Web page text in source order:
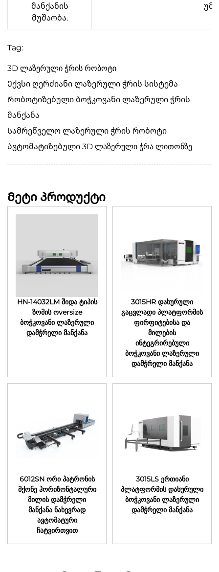
მანქანის
მუშაობა.
Tag:
3D ლაზერული ჭრის რობოტი
Ექვსი ღერძიანი ლაზერული ჭრის სისტემა
Რობოტიზებული ბოჭკოვანი ლაზერული ჭრის
მანქანა
Სამრეწველო ლაზერული ჭრის რობოტი
Ავტომატიზებული 3D ლაზერული ჭრა ლითონზე
Მეტი პროდუქტი
HN-14032LM შიდა ტიპის
ზომის ოversize
ბოჭკოვანი ლაზერული
დამჭრელი მანქანა
3015HR დახურული
გაცვლადი პლატფორმის
ფირფიტებისა და
მილების
ინტეგრირებული
ბოჭკოვანი ლაზერული
დამჭრელი მანქანა
6012SN ორი პატრონის
მქონე ჰორიზონტალური
მილის დამჭრელი
მანქანა ნახევრად
ავტომატური
ჩატვირთვით
3015LS ერთიანი
პლატფორმის დახურული
ბოჭკოვანი ლაზერული
დამჭრელი მანქანა